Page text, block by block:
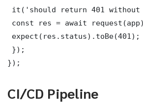
it('should return 401
const res = await
expect(res.status).toBe(401);
});
});
CI/CD Pipeline